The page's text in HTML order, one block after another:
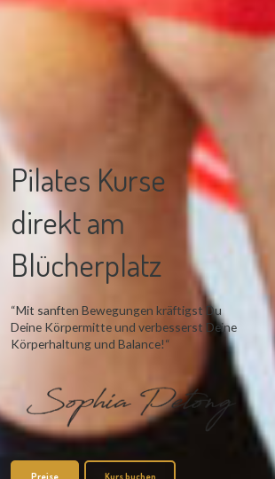
Pilates Kurse
direkt am
Blücherplatz
“Mit sanften Bewegungen kräftigst Du
Deine Körpermitte und verbesserst Deine
Körperhaltung und Balance!“
Preise Kurs buchen